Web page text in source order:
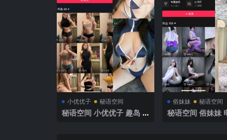
小优优子 秘语空间
秘语空间 小优优子 趣岛 N
俗妹妹 秘语空间
秘语空间 俗妹妹